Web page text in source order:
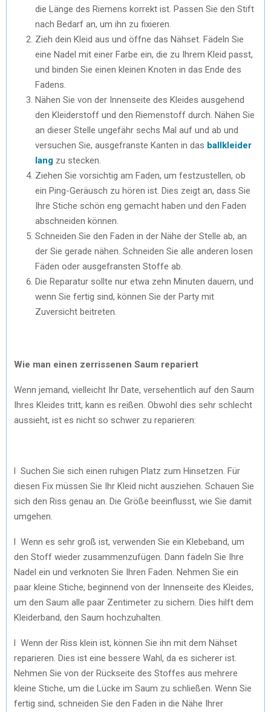
die Länge des Riemens korrekt ist. Passen Sie den Stift
nach Bedarf an, um ihn zu fixieren.
Zieh dein Kleid aus und öffne das Nähset. Fädeln Sie
eine Nadel mit einer Farbe ein, die zu Ihrem Kleid passt,
und binden Sie einen kleinen Knoten in das Ende des
Fadens.
Nähen Sie von der Innenseite des Kleides ausgehend
den Kleiderstoff und den Riemenstoff durch. Nähen Sie
an dieser Stelle ungefähr sechs Mal auf und ab und
versuchen Sie, ausgefranste Kanten in das ballkleider
lang zu stecken.
Ziehen Sie vorsichtig am Faden, um festzustellen, ob
ein Ping-Geräusch zu hören ist. Dies zeigt an, dass Sie
Ihre Stiche schön eng gemacht haben und den Faden
abschneiden können.
Schneiden Sie den Faden in der Nähe der Stelle ab, an
der Sie gerade nähen. Schneiden Sie alle anderen losen
Fäden oder ausgefransten Stoffe ab.
Die Reparatur sollte nur etwa zehn Minuten dauern, und
wenn Sie fertig sind, können Sie der Party mit
Zuversicht beitreten.
Wie man einen zerrissenen Saum repariert
Wenn jemand, vielleicht Ihr Date, versehentlich auf den Saum
Ihres Kleides tritt, kann es reißen. Obwohl dies sehr schlecht
aussieht, ist es nicht so schwer zu reparieren:
l Suchen Sie sich einen ruhigen Platz zum Hinsetzen. Für
diesen Fix müssen Sie Ihr Kleid nicht ausziehen. Schauen Sie
sich den Riss genau an. Die Größe beeinflusst, wie Sie damit
umgehen.
l Wenn es sehr groß ist, verwenden Sie ein Klebeband, um
den Stoff wieder zusammenzufügen. Dann fädeln Sie Ihre
Nadel ein und verknoten Sie Ihren Faden. Nehmen Sie ein
paar kleine Stiche, beginnend von der Innenseite des Kleides,
um den Saum alle paar Zentimeter zu sichern. Dies hilft dem
Kleiderband, den Saum hochzuhalten.
l Wenn der Riss klein ist, können Sie ihn mit dem Nähset
reparieren. Dies ist eine bessere Wahl, da es sicherer ist.
Nehmen Sie von der Rückseite des Stoffes aus mehrere
kleine Stiche, um die Lücke im Saum zu schließen. Wenn Sie
fertig sind, schneiden Sie den Faden in die Nähe Ihrer